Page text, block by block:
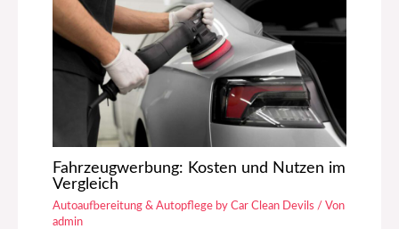
Fahrzeugwerbung: Kosten und Nutzen im
Vergleich
Autoaufbereitung & Autopflege by Car Clean Devils / Von
admin